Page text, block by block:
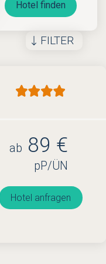
Hotel finden
FILTER
ab 89 €
pP/ÜN
Hotel anfragen